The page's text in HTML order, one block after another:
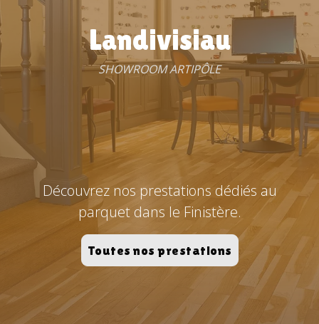
Landivisiau
SHOWROOM ARTIPÔLE
Découvrez nos prestations dédiés au
parquet dans le Finistère.
Toutes nos prestations